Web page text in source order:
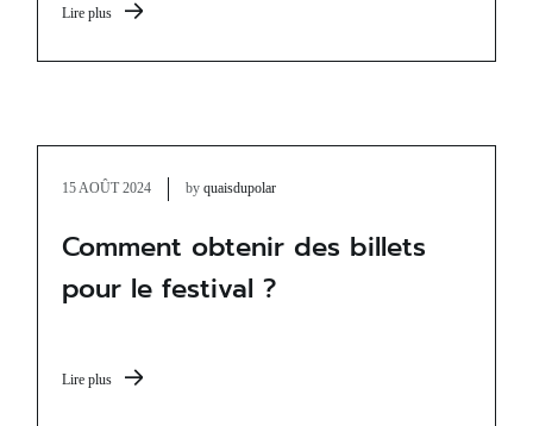
Lire plus
15 AOÛT 2024 byquaisdupolar
Comment obtenir des billets
pour le festival ?
Lire plus